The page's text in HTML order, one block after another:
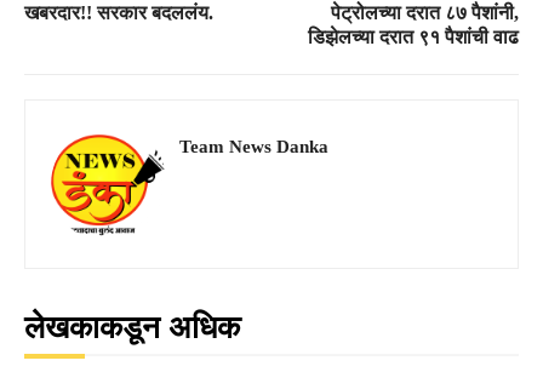
खबरदार!! सरकार बदललंय.
पेट्रोलच्या दरात ८७ पैशांनी,
डिझेलच्या दरात ९१ पैशांची वाढ
Team News Danka
लेखकाकडून अधिक